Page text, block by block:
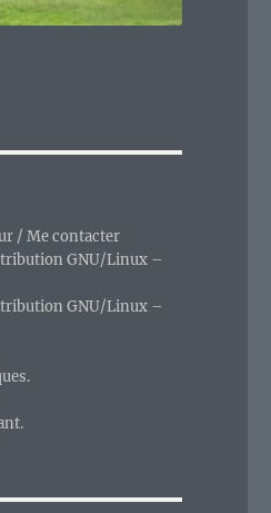
/ Me contacter
GNU/Linux –
GNU/Linux –